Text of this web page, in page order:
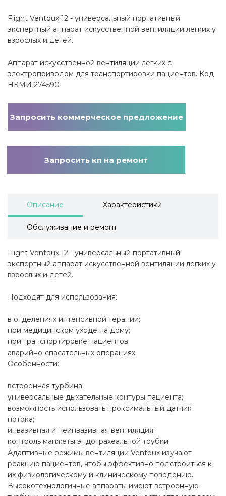
Flight Ventoux 12 - универсальный портативный
экспертный аппарат искусственной вентиляции легких у
взрослых и детей.
Аппарат искусственной вентиляции легких с
электроприводом для транспортировки пациентов. Код
НКМИ 274590
Запросить коммерческое предложение
Запросить кп на ремонт
Описание Характеристики
Обслуживание и ремонт
Flight Ventoux 12 - универсальный портативный
экспертный аппарат искусственной вентиляции легких у
взрослых и детей.
Подходят для использования:
в отделениях интенсивной терапии;
при медицинском уходе на дому;
при транспортировке пациентов;
аварийно-спасательных операциях.
Особенности:
встроенная турбина;
универсальные дыхательные контуры пациента;
возможность использовать проксимальный датчик
потока;
инвазивная и неинвазивная вентиляция;
контроль манжеты эндотрахеальной трубки.
Адаптивные режимы вентиляции Ventoux изучают
реакцию пациентов, чтобы эффективно подстроиться к
их физиологическому и клиническому поведению.
Высокотехнологичные аппараты имеют встроенную